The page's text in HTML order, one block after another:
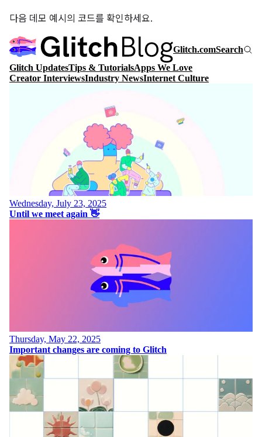
다음 데모 예시의 코드를 확인하세요.